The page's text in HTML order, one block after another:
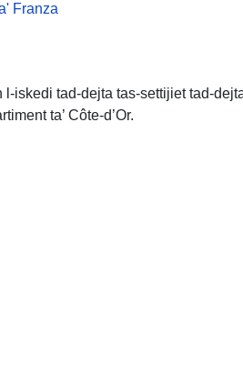
Franza
l-iskedi tad-dejta tas-settijiet tad-
ta’ Côte-d’Or.